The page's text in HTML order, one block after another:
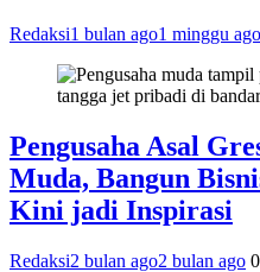
Redaksi1 bulan ago1 minggu ago
Pengusaha Asal
Muda, Bangun
Kini jadi Inspirasi
Redaksi2 bulan ago2 bulan ago 0